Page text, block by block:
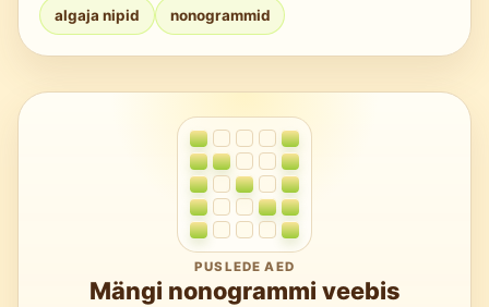
järjepidevaks.
algaja nipid nonogrammid
PUSLEDE AED
Mängi nonogrammi veebis